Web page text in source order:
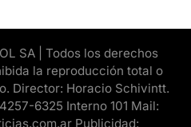
SA | Todos los derechos
la reproducción total o
Director: Horacio Schivintt.
6325 Interno 101 Mail:
Publicidad: